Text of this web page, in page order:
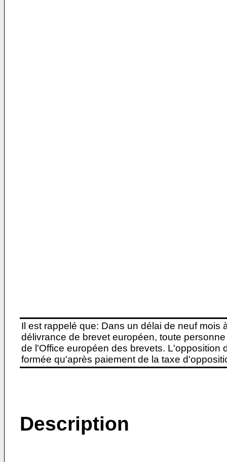
Il est rappelé que: Dans un délai de neuf
délivrance de brevet européen, toute
de l'Office européen des brevets. L'opposition
formée qu'après paiement de la taxe
Description